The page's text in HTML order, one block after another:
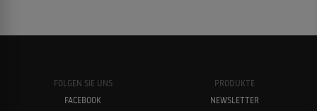
FOLGEN SIE UNS
FACEBOOK
PRODUKTE
NEWSLETTER